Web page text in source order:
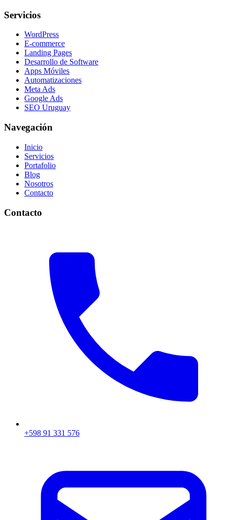
Servicios
WordPress
E-commerce
Landing Pages
Desarrollo de Software
Apps Móviles
Automatizaciones
Meta Ads
Google Ads
SEO Uruguay
Navegación
Inicio
Servicios
Portafolio
Blog
Nosotros
Contacto
Contacto
+598 91 331 576